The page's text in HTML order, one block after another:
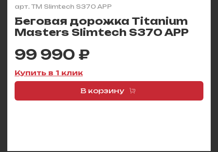
арт. TM Slimtech S370 APP
Беговая дорожка Titanium
Masters Slimtech S370 APP
99 990 ₽
Купить в 1 клик
В корзину